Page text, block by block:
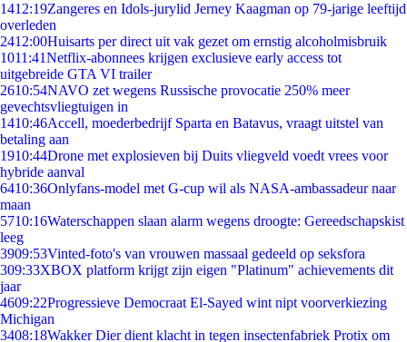
1412:19Zangeres en Idols-jurylid Jerney Kaagman op 79-jarige leeftijd
overleden
2412:00Huisarts per direct uit vak gezet om ernstig alcoholmisbruik
1011:41Netflix-abonnees krijgen exclusieve early access tot
uitgebreide GTA VI trailer
2610:54NAVO zet wegens Russische provocatie 250% meer
gevechtsvliegtuigen in
1410:46Accell, moederbedrijf Sparta en Batavus, vraagt uitstel van
betaling aan
1910:44Drone met explosieven bij Duits vliegveld voedt vrees voor
hybride aanval
6410:36Onlyfans-model met G-cup wil als NASA-ambassadeur naar
maan
5710:16Waterschappen slaan alarm wegens droogte: Gereedschapskist
leeg
3909:53Vinted-foto's van vrouwen massaal gedeeld op seksfora
309:33XBOX platform krijgt zijn eigen "Platinum" achievements dit
jaar
4609:22Progressieve Democraat El-Sayed wint nipt voorverkiezing
Michigan
3408:18Wakker Dier dient klacht in tegen insectenfabriek Protix om